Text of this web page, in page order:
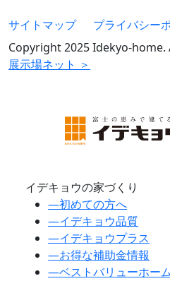
サイトマップ
プライバシー
Copyright 2025 Idekyo-home.
展示場ネット ＞
イデキョウの家づくり
―初めての方へ
―イデキョウ品質
―イデキョウプラス
―お得な補助金情報
―ベストバリューホー